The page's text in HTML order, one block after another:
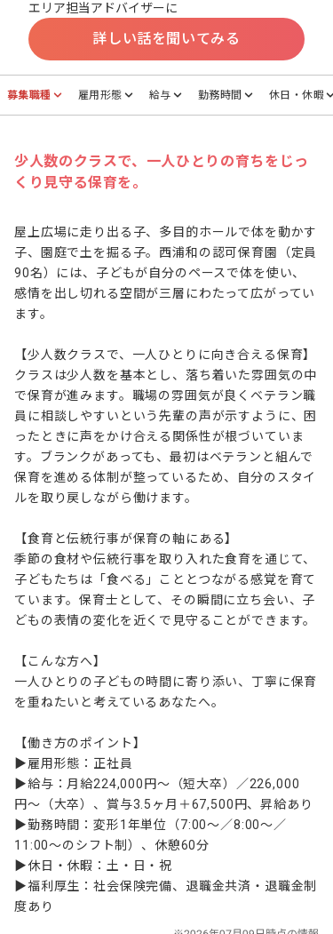
エリア担当アドバイザーに
詳しい話を聞いてみる
募集職種 雇用形態 給与 勤務時間 休日・休暇
少人数のクラスで、一人ひとりの育ちをじっ
くり見守る保育を。
屋上広場に走り出る子、多目的ホールで体を動かす
子、園庭で土を掘る子。西浦和の認可保育園（定員
90名）には、子どもが自分のペースで体を使い、
感情を出し切れる空間が三層にわたって広がってい
ます。
【少人数クラスで、一人ひとりに向き合える保育】
クラスは少人数を基本とし、落ち着いた雰囲気の中
で保育が進みます。職場の雰囲気が良くベテラン職
員に相談しやすいという先輩の声が示すように、困
ったときに声をかけ合える関係性が根づいていま
す。ブランクがあっても、最初はベテランと組んで
保育を進める体制が整っているため、自分のスタイ
ルを取り戻しながら働けます。
【食育と伝統行事が保育の軸にある】
季節の食材や伝統行事を取り入れた食育を通じて、
子どもたちは「食べる」こととつながる感覚を育て
ています。保育士として、その瞬間に立ち会い、子
どもの表情の変化を近くで見守ることができます。
【こんな方へ】
一人ひとりの子どもの時間に寄り添い、丁寧に保育
を重ねたいと考えているあなたへ。
【働き方のポイント】
▶雇用形態：正社員
▶給与：月給224,000円〜（短大卒）／226,000
円〜（大卒）、賞与3.5ヶ月＋67,500円、昇給あり
▶勤務時間：変形1年単位（7:00〜／8:00〜／
11:00〜のシフト制）、休憩60分
▶休日・休暇：土・日・祝
▶福利厚生：社会保険完備、退職金共済・退職金制
度あり